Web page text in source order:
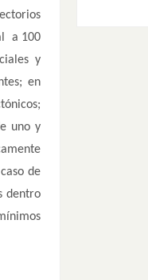
a 100
y
en
uno y
de
dentro